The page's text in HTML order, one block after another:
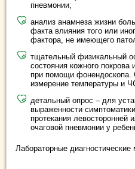
пневмонии;
анализ анамнеза жизни
факта влияния того или
фактора, не имеющего
тщательный физикальный
состояния кожного
при помощи фонендоскопа.
измерение температуры и
детальный опрос – для
выраженности
протекания левосторонней
очаговой пневмонии у
Лабораторные